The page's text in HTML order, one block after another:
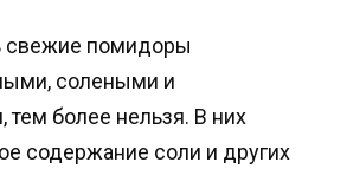
свежие помидоры
солеными и
более нельзя. В них
содержание соли и других